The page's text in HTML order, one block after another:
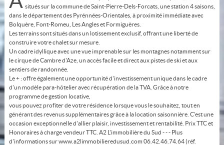
situés sur la commune de Saint-Pierre-Dels-Forcats, une station 4 saisons,
dans le département des Pyrénnées-Orientales, à proximité immédiate avec
Bolquère, Font-Romeu, Les Angles et Formiguères.
Les terrains sont situés dans un lotissement exclusif, offrant une liberté de
construire votre chalet sur mesure.
Un cadre idyllique avec une vue imprenable sur les montagnes notamment sur
le cirque de Cambre d'Aze, un accès facile et direct aux pistes de ski et aux
sentiers de randonnée.
Le + : offre également une opportunité d'investissement unique dans le cadre
d'un modèle para-hôtelier avec récupération de la TVA. Grâce à notre
programme de gestion locative,
vous pouvez profiter de votre résidence lorsque vous le souhaitez, tout en
générant des revenus supplémentaires grâce à la location saisonnière. C'est une
occasion exceptionnelle d'allier plaisir, investissement et rentabilité. Prix TTC et
Honoraires à charge vendeur TTC. A2 L'immobilière du Sud - - - Plus
d'informations sur www.a2limmobilieredusud.com 06.42.46.74.64 (réf.